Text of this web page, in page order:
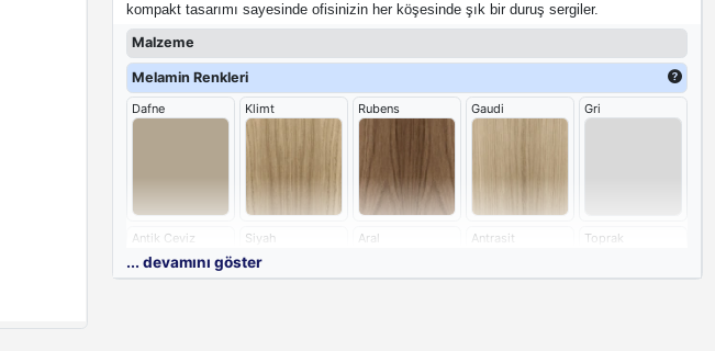
kompakt tasarımı sayesinde ofisinizin her köşesinde şık bir duruş sergiler.
Malzeme
Melamin Renkleri
Dafne Klimt Rubens Gaudi Gri
Antik Ceviz Siyah Aral Antrasit Toprak
... devamını göster